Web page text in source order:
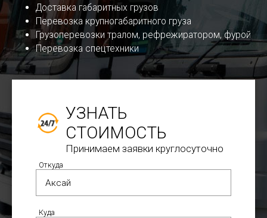
Доставка габаритных грузов
Перевозка крупногабаритного груза
Грузоперевозки тралом, рефрежиратором, фурой
Перевозка спецтехники
УЗНАТЬ
СТОИМОСТЬ
Принимаем заявки круглосуточно
Откуда
Куда